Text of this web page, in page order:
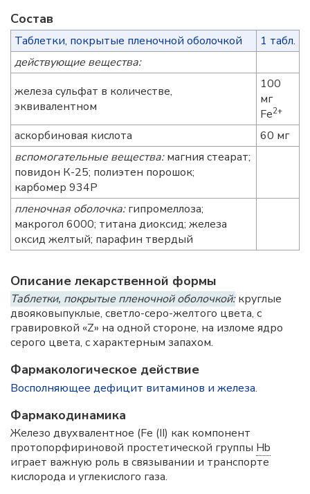
Состав
Таблетки, покрытые пленочной оболочкой
1 табл.
действующие вещества:
железа сульфат в количестве,
эквивалентном
100
мг
Fe2+
аскорбиновая кислота
60 мг
вспомогательные вещества:магния стеарат;
повидон К-25; полиэтен порошок;
карбомер 934Р
пленочная оболочка:гипромеллоза;
макрогол 6000; титана диоксид; железа
оксид желтый; парафин твердый
Описание лекарственной формы
Таблетки, покрытые пленочной оболочкой:круглые
двояковыпуклые, светло-серо-желтого цвета, с
гравировкой «Z» на одной стороне, на изломе ядро
серого цвета, с характерным запахом.
Фармакологическое действие
Восполняющее дефицит витаминов и железа.
Фармакодинамика
Железо двухвалентное (Fe (II) как компонент
протопорфириновой простетической группы Hb
играет важную роль в связывании и транспорте
кислорода и углекислого газа.